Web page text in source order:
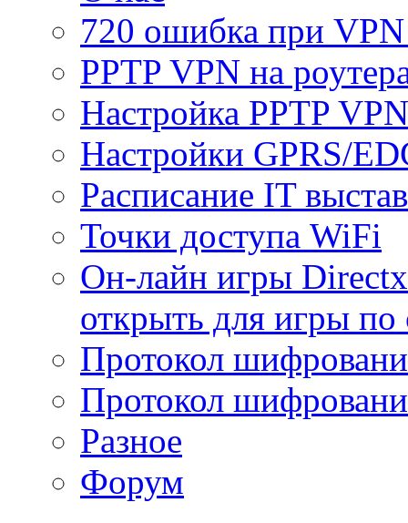
720 ошибка при
PPTP VPN на
Настройка PPTP
Настройки GPRS/
Расписание IT
Точки доступа WiFi
Он-лайн игры
открыть для игры по
Протокол
Протокол
Разное
Форум